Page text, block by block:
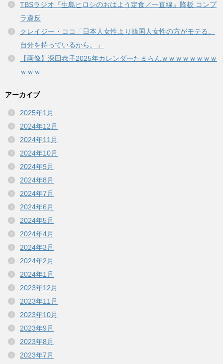
TBSラジオ『生島ヒロシのおはよう定食／一直線』降板 コンプ
ラ違反
クレイジー・ココ「日本人女性より韓国人女性の方がモテる。
自分を持っているから。」
【画像】深田恭子2025年カレンダーたまらんｗｗｗｗｗｗｗｗ
ｗｗｗ
アーカイブ
2025年1月
2024年12月
2024年11月
2024年10月
2024年9月
2024年8月
2024年7月
2024年6月
2024年5月
2024年4月
2024年3月
2024年2月
2024年1月
2023年12月
2023年11月
2023年10月
2023年9月
2023年8月
2023年7月